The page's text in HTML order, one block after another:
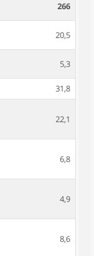
266
20,5
5,3
31,8
22,1
6,8
4,9
8,6